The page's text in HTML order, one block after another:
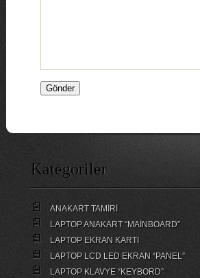
Kategoriler
ANAKART TAMİRİ
LAPTOP ANAKART “MAİNBOARD”
LAPTOP EKRAN KARTI
LAPTOP LCD LED EKRAN “PANEL”
LAPTOP KLAVYE “KEYBORD”